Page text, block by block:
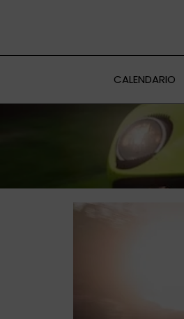
CALENDARIO